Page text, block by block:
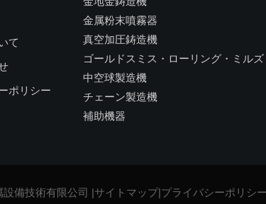
て
ポリシー
金属粉末噴霧器
真空加圧鋳造機
ゴールドスミス・ローリング・ミルズ
中空球製造機
チェーン製造機
補助機器
備技術有限公司 |サイトマップ|プライバシーポリシー